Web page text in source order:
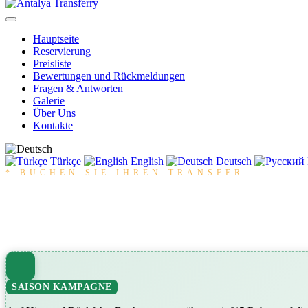
Hauptseite
Reservierung
Preisliste
Bewertungen und Rückmeldungen
Fragen & Antworten
Galerie
Über Uns
Kontakte
Türkçe English Deutsch
* BUCHEN SIE IHREN TRANSFER
SAISON KAMPAGNE